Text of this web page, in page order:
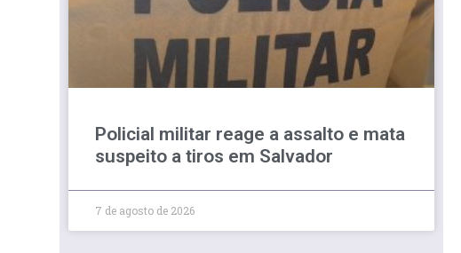
Policial militar reage a assalto e mata
suspeito a tiros em Salvador
7 de agosto de 2026